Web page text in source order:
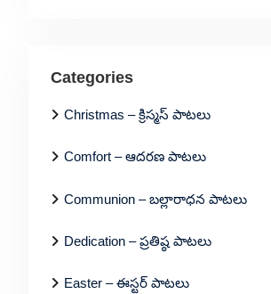
Categories
Christmas – క్రిస్మస్ పాటలు
Comfort – ఆదరణ పాటలు
Communion – బల్లారాధన పాటలు
Dedication – ప్రతిష్ఠ పాటలు
Easter – ఈస్టర్ పాటలు